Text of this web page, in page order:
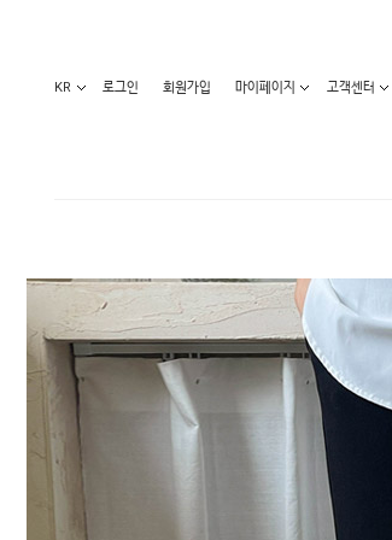
KR 로그인 회원가입 마이페이지 고객센터
베스트100
라벨디
오늘발송
세일50-80%
원피스
블라우스/니트
티/나시
아우터
임산부하의
레깅스/스타킹
수유복